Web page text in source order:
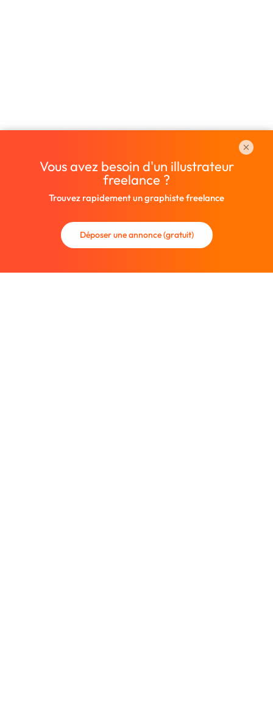
Vous avez besoin d'un illustrateur
freelance ?
Trouvez rapidement un graphiste freelance
Déposer une annonce (gratuit)